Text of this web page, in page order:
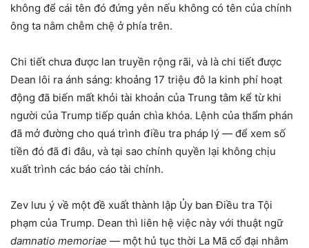
không để cái tên đó đứng yên nếu không có tên của chính
ông ta nằm chễm chệ ở phía trên.
Chi tiết chưa được lan truyền rộng rãi, và là chi tiết được
Dean lôi ra ánh sáng: khoảng 17 triệu đô la kinh phí hoạt
động đã biến mất khỏi tài khoản của Trung tâm kể từ khi
người của Trump tiếp quản chìa khóa. Lệnh của thẩm phán
đã mở đường cho quá trình điều tra pháp lý — để xem số
tiền đó đã đi đâu, và tại sao chính quyền lại không chịu
xuất trình các báo cáo tài chính.
Zev lưu ý về một đề xuất thành lập Ủy ban Điều tra Tội
phạm của Trump. Dean thì liên hệ việc này với thuật ngữ
damnatio memoriae — một hủ tục thời La Mã cổ đại nhằm